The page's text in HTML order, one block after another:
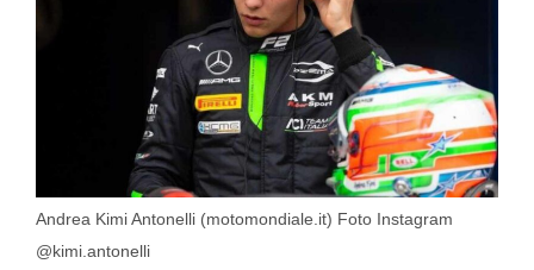
Andrea Kimi Antonelli (motomondiale.it) Foto Instagram
@kimi.antonelli